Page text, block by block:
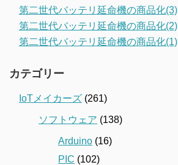
第二世代バッテリ延命機の商品化(3)
第二世代バッテリ延命機の商品化(2)
第二世代バッテリ延命機の商品化(1)
カテゴリー
IoTメイカーズ (261)
ソフトウェア (138)
Arduino (16)
PIC (102)